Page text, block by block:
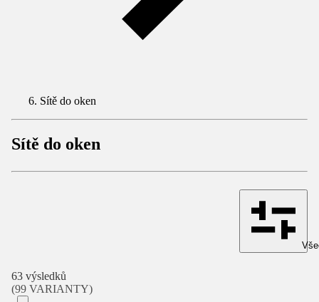
Sítě do oken
Sítě do oken
63 výsledků
(99 VARIANTY)